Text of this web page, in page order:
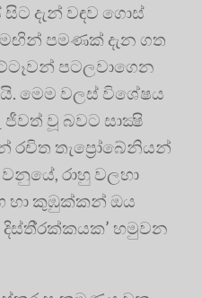
දැන් වඳව ගොස්
මඟින් පමණක් දැන ගත
පටලවාගෙන
මෙම වලස් විශේෂය
වූ බවට සාක්‍ෂි
රචිත තැප්‍රෝබේනියන්
රාහු වලහා
හා කුඹුක්කන් ඔය
දිස්ති‍්‍රක්කයක’ හමුවන